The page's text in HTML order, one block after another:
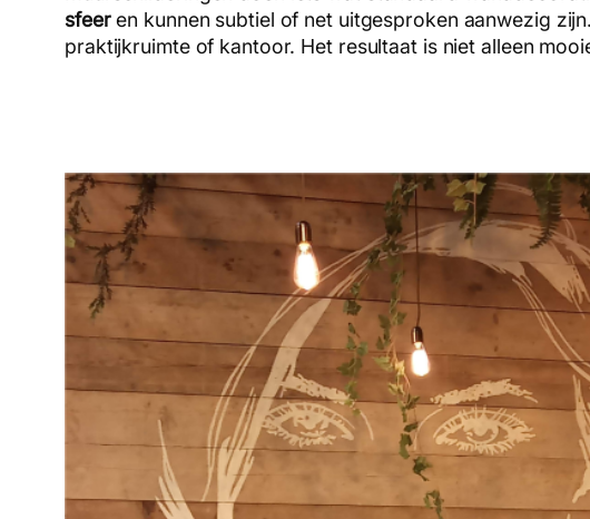
sfeeren kunnen subtiel of net uitgesproken aanwezig
praktijkruimte of kantoor. Het resultaat is niet alleen